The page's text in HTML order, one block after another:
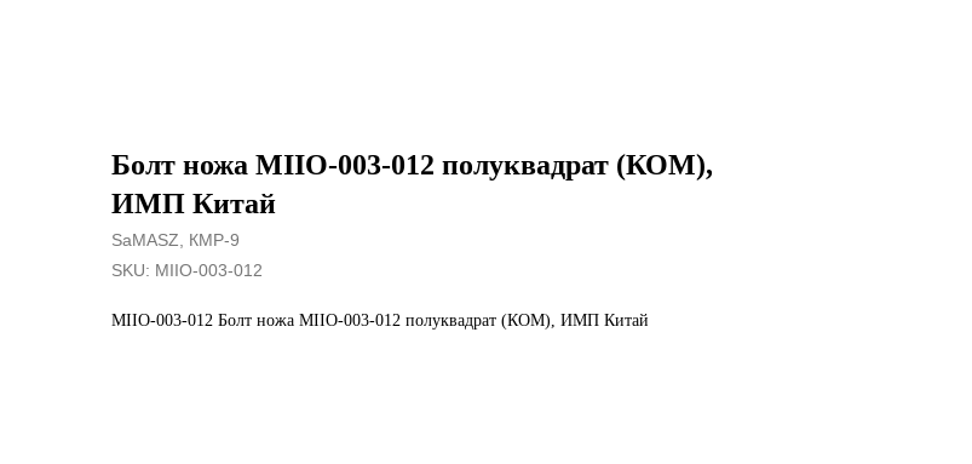
Болт ножа MIIO-003-012 полуквадрат (КОМ),
ИМП Китай
SaMASZ, КМР-9
SKU: MIIO-003-012
MIIO-003-012 Болт ножа MIIO-003-012 полуквадрат (КОМ), ИМП Китай